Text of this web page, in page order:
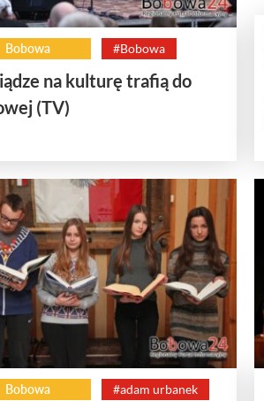
Bobowa #Bobowa
na kulturę trafią do
(TV)
Bobowa #adam urbanek